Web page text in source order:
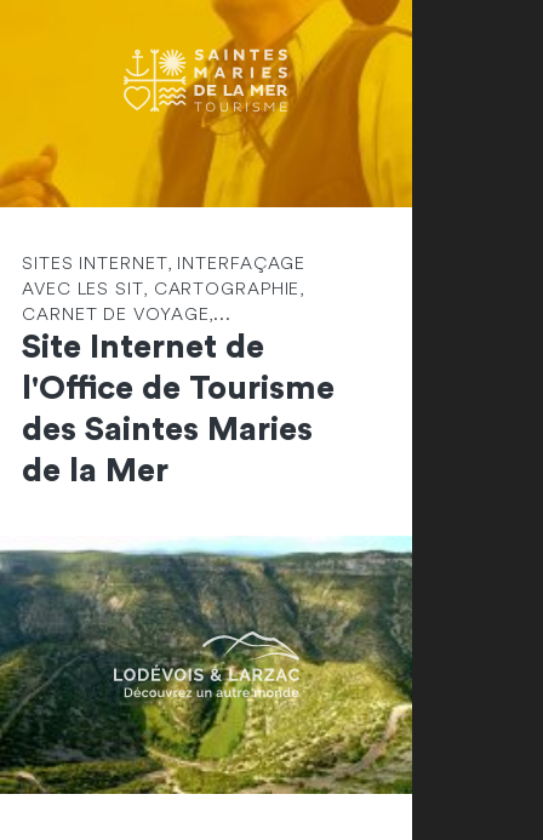
SITES INTERNET, INTERFAÇAGE
AVEC LES SIT, CARTOGRAPHIE,
CARNET DE VOYAGE,...
Site Internet de
l'Office de Tourisme
des Saintes Maries
de la Mer